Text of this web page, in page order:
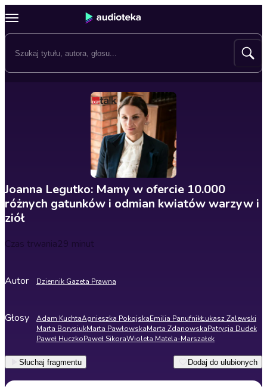
Joanna Legutko: Mamy w ofercie 10.000
różnych gatunków i odmian kwiatów warzyw i
ziół
Czas trwania29 minut
Autor Dziennik Gazeta Prawna
Głosy Adam KuchtaAgnieszka PokojskaEmilia PanufnikŁukasz Zalewski
Marta BorysiukMarta PawłowskaMarta ZdanowskaPatrycja Dudek
Paweł HuczkoPaweł SikoraWioleta Matela-Marszałek
Słuchaj fragmentu Dodaj do ulubionych